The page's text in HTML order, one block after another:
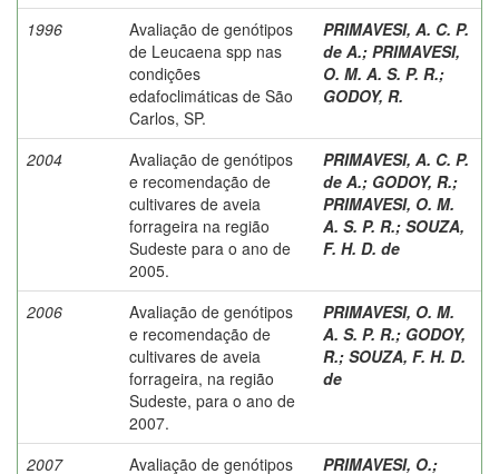
1996
Avaliação de genótipos
de Leucaena spp nas
condições
edafoclimáticas de São
Carlos, SP.
PRIMAVESI, A. C. P.
de A.; PRIMAVESI,
O. M. A. S. P. R.;
GODOY, R.
2004
Avaliação de genótipos
e recomendação de
cultivares de aveia
forrageira na região
Sudeste para o ano de
2005.
PRIMAVESI, A. C. P.
de A.; GODOY, R.;
PRIMAVESI, O. M.
A. S. P. R.; SOUZA,
F. H. D. de
2006
Avaliação de genótipos
e recomendação de
cultivares de aveia
forrageira, na região
Sudeste, para o ano de
2007.
PRIMAVESI, O. M.
A. S. P. R.; GODOY,
R.; SOUZA, F. H. D.
de
2007 Avaliação de genótipos PRIMAVESI, O.;